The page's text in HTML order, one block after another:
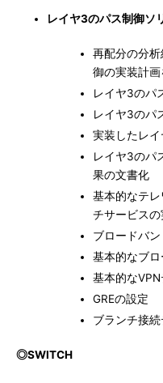
レイヤ3のパス制御ソ
再配分の分
御の実装計画
レイヤ3のパ
レイヤ3のパ
実装したレ
レイヤ3のパ
果の文書化
基本的なテ
チサービスの
ブロードバ
基本的なブ
基本的な
GREの設定
ブランチ接
◎SWITCH